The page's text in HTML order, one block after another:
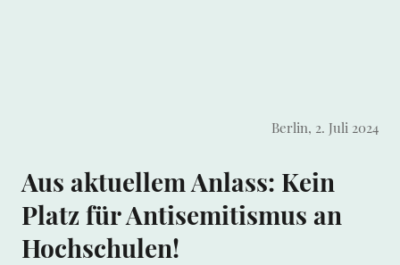
Berlin, 2. Juli 2024
Aus aktuellem Anlass: Kein
Platz für Antisemitismus an
Hochschulen!